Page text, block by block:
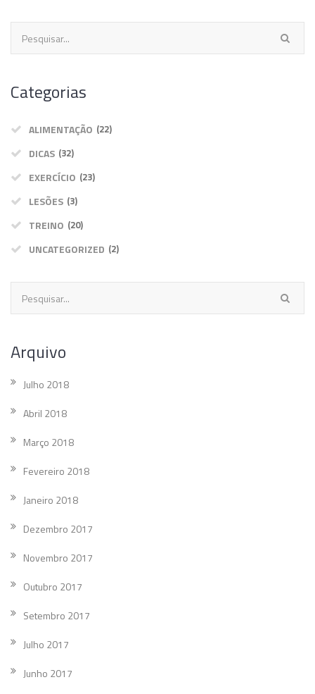
Categorias
ALIMENTAÇÃO (22)
DICAS (32)
EXERCÍCIO (23)
LESÕES (3)
TREINO (20)
UNCATEGORIZED (2)
Arquivo
Julho 2018
Abril 2018
Março 2018
Fevereiro 2018
Janeiro 2018
Dezembro 2017
Novembro 2017
Outubro 2017
Setembro 2017
Julho 2017
Junho 2017